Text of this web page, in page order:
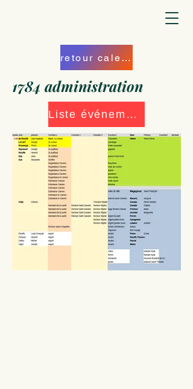
retour calendrier
1784 administration
Liste événements